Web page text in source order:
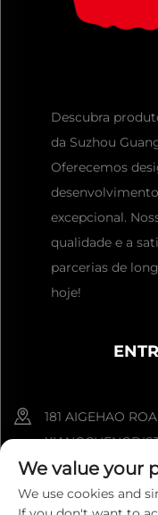
Descubra
da Suzhou
Oferecemos
excepcional.
qualidade e a
parcerias de
hoje!
181 AIGEHAO
We value your
We use cookies and